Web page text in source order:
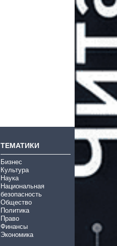
ТЕМАТИКИ
Бизнес
Культура
Наука
Национальная
безопасность
Общество
Политика
Право
Финансы
Экономика